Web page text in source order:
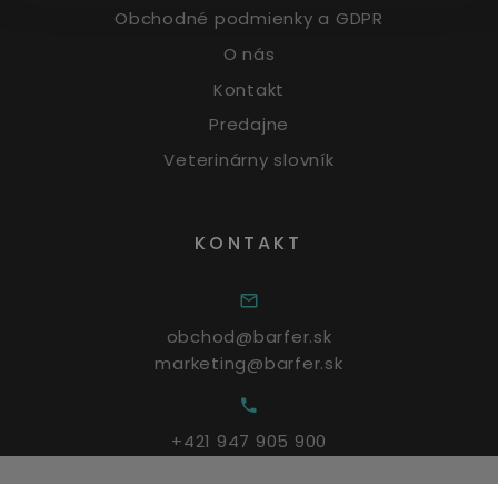
Obchodné podmienky a GDPR
O nás
Kontakt
Predajne
Veterinárny slovník
KONTAKT
obchod@barfer.sk
marketing@barfer.sk
+421 947 905 900